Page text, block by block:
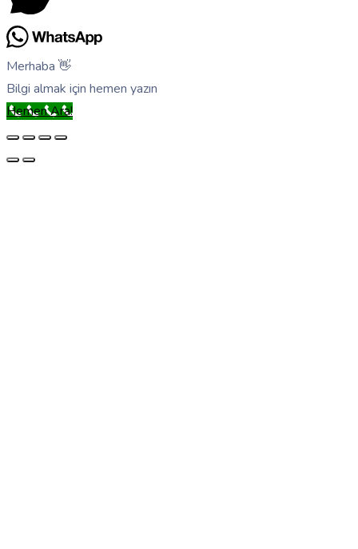
Merhaba 👋
Bilgi almak için hemen yazın
Hemen Ara!